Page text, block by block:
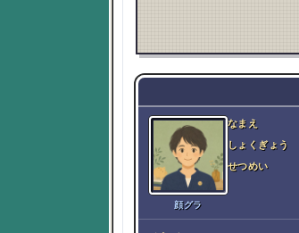
顔グラ
なまえ
しょくぎょう
せつめい